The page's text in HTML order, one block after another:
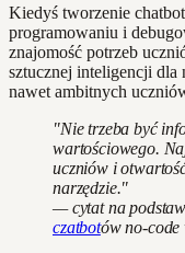
Kiedyś tworzenie
programowaniu i
znajomość potrzeb
sztucznej inteligencji dla
nawet ambitnych
"Nie trzeba być
wartościowego.
uczniów i
narzędzie."
— cytat na
czatbotów no-code